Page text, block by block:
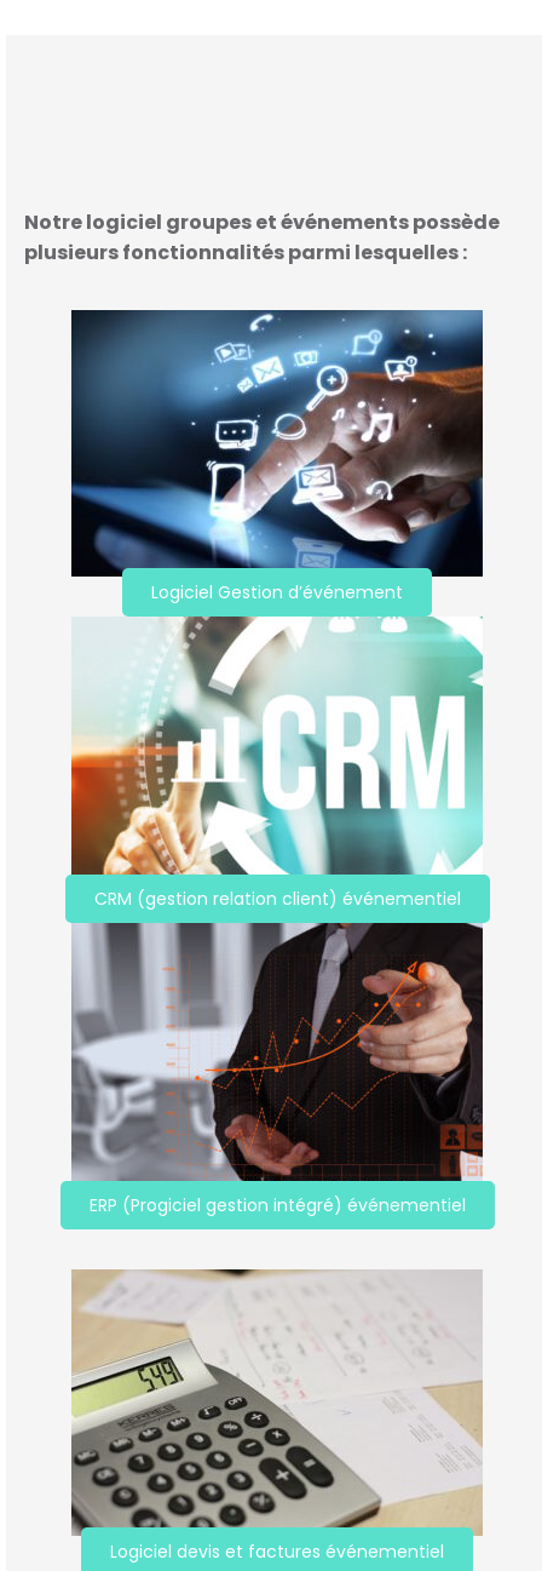
Notre logiciel groupes et événements possède
plusieurs fonctionnalités parmi lesquelles :
Logiciel Gestion d’événement
CRM (gestion relation client) événementiel
ERP (Progiciel gestion intégré) événementiel
Logiciel devis et factures événementiel